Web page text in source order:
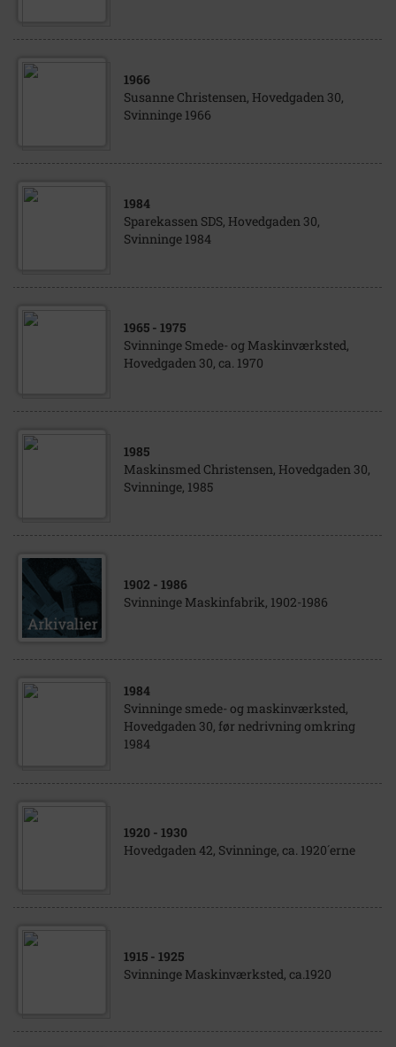
1966
Susanne Christensen, Hovedgaden 30,
Svinninge 1966
1984
Sparekassen SDS, Hovedgaden 30,
Svinninge 1984
1965 - 1975
Svinninge Smede- og Maskinværksted,
Hovedgaden 30, ca. 1970
1985
Maskinsmed Christensen, Hovedgaden 30,
Svinninge, 1985
1902 - 1986
Svinninge Maskinfabrik, 1902-1986
1984
Svinninge smede- og maskinværksted,
Hovedgaden 30, før nedrivning omkring
1984
1920 - 1930
Hovedgaden 42, Svinninge, ca. 1920´erne
1915 - 1925
Svinninge Maskinværksted, ca.1920